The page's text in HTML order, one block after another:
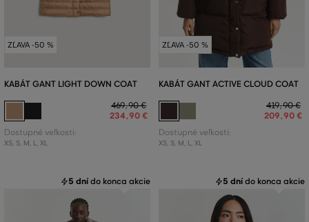
ZĽAVA -50 %
KABÁT GANT LIGHT DOWN COAT
469,90 €
234,90 €
Dostupné veľkosti:
XS, S, M, L, XL
ZĽAVA -50 %
KABÁT GANT ACTIVE CLOUD COAT
419,90 €
209,90 €
Dostupné veľkosti:
XS, S, M, L, XL
5 dní do konca akcie 5 dní do konca akcie